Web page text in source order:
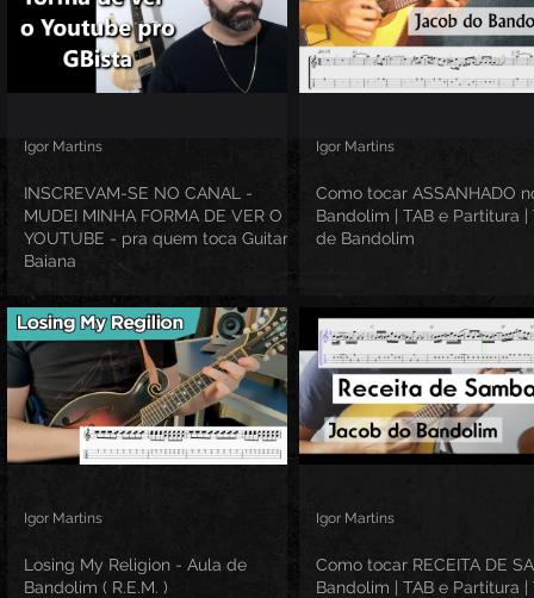
INSCREVAM-SE NO CANAL -
MUDEI MINHA FORMA DE VER O
YOUTUBE - pra quem toca Guitarra
Baiana
Igor Martins
Como tocar ASSANHADO
Bandolim | TAB e Partitura |
de Bandolim
Igor Martins
Losing My Religion - Aula de
Bandolim ( R.E.M. )
Igor Martins
Como tocar RECEITA DE
Bandolim | TAB e Partitura |
Igor Martins